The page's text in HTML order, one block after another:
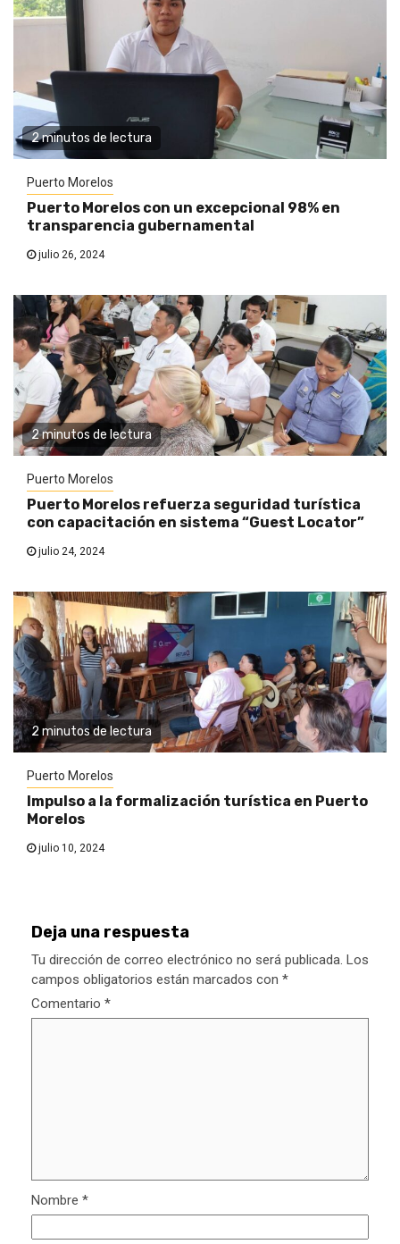
2 minutos de lectura
Puerto Morelos
Puerto Morelos con un excepcional 98% en
transparencia gubernamental
julio 26, 2024
2 minutos de lectura
Puerto Morelos
Puerto Morelos refuerza seguridad turística
con capacitación en sistema “Guest Locator”
julio 24, 2024
2 minutos de lectura
Puerto Morelos
Impulso a la formalización turística en Puerto
Morelos
julio 10, 2024
Deja una respuesta
Tu dirección de correo electrónico no será publicada. Los
campos obligatorios están marcados con *
Comentario *
Nombre *